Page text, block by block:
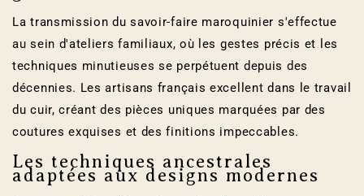
La transmission du savoir-faire maroquinier s'effectue
au sein d'ateliers familiaux, où les gestes précis et les
techniques minutieuses se perpétuent depuis des
décennies. Les artisans français excellent dans le travail
du cuir, créant des pièces uniques marquées par des
coutures exquises et des finitions impeccables.
Les techniques ancestrales
adaptées aux designs modernes